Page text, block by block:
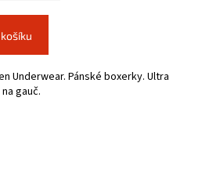
Underwear. Pánské boxerky. Ultra
gauč.